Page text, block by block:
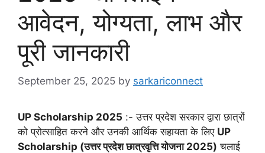
आवेदन, योग्यता, लाभ और
पूरी जानकारी
September 25, 2025 by sarkariconnect
UP Scholarship 2025 :- उत्तर प्रदेश सरकार द्वारा छात्रों
को प्रोत्साहित करने और उनकी आर्थिक सहायता के लिए UP
Scholarship (उत्तर प्रदेश छात्रवृत्ति योजना 2025) चलाई